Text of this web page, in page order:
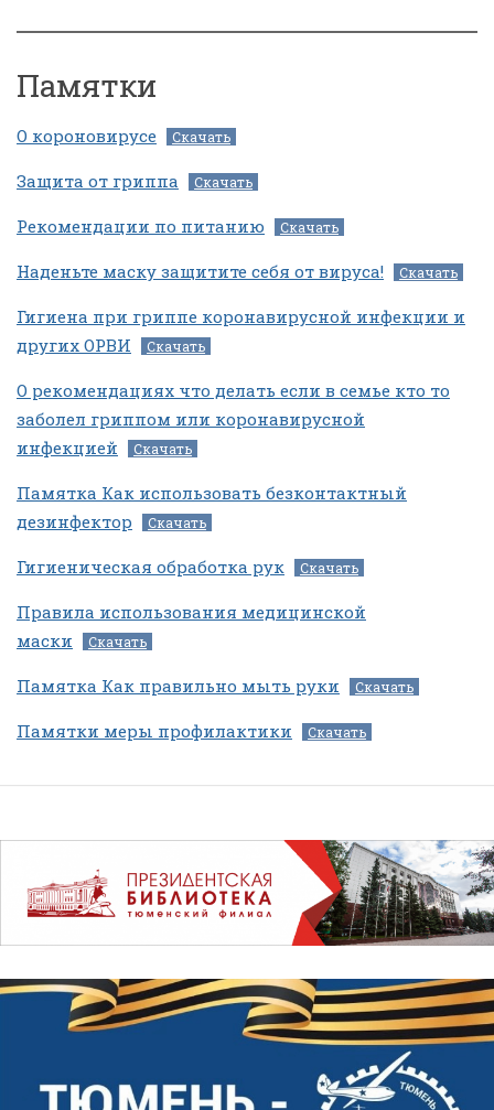
Памятки
О короновирусе Скачать
Защита от гриппа Скачать
Рекомендации по питанию Скачать
Наденьте маску защитите себя от вируса! Скачать
Гигиена при гриппе коронавирусной инфекции и
других ОРВИ
Скачать
О рекомендациях что делать если в семье кто то
заболел гриппом или коронавирусной
инфекцией
Скачать
Памятка Как использовать безконтактный
дезинфектор
Скачать
Гигиеническая обработка рук Скачать
Правила использования медицинской
маски
Скачать
Памятка Как правильно мыть руки Скачать
Памятки меры профилактики Скачать